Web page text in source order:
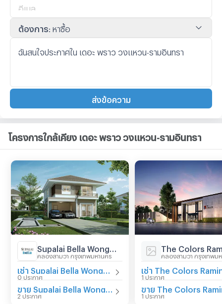
ต้องการ: หาซื้อ
ส่งข้อความ
โครงการใกล้เคียง เดอะ พราว วงแหวน-รามอินทรา
คลองสามวา กรุงเทพมหานคร
0 ประกาศ
2 ประกาศ
คลองสามวา กรุงเทพม
1 ประกาศ
1 ประกาศ